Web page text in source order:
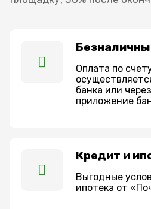
Оплата по
банка или
приложение
Кредит и
Выгодные
ипотека от